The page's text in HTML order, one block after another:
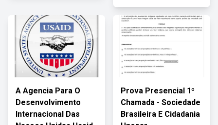
A Agencia Para O
Desenvolvimento
Internacional Das
Prova Presencial 1º
Chamada - Sociedade
Brasileira E Cidadania